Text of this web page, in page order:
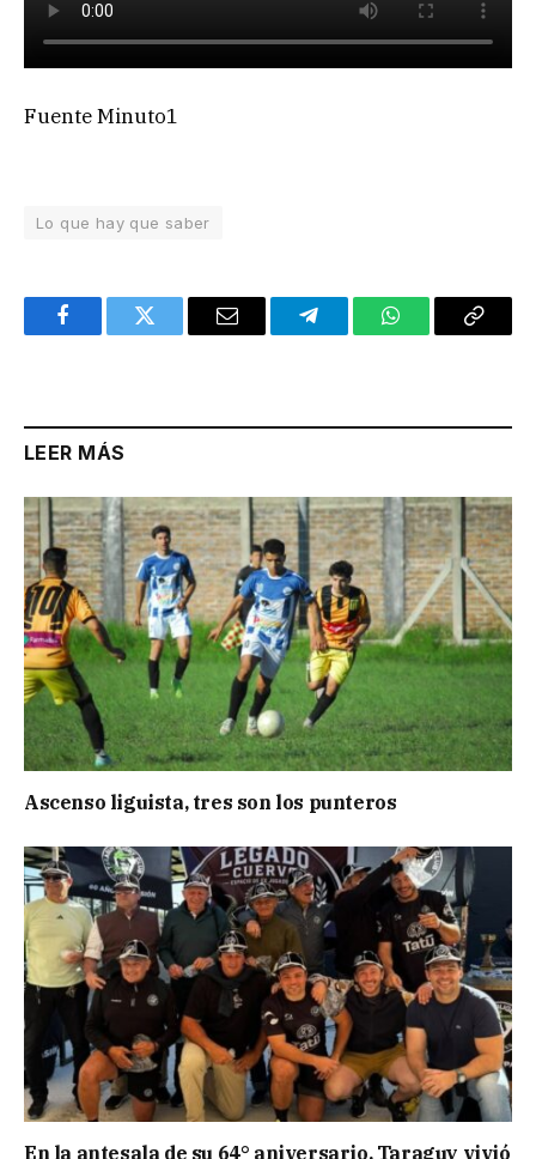
Fuente Minuto1
Lo que hay que saber
FacebookTwitter Email TelegramWhatsAppCopy
LEER MÁS
Ascenso liguista, tres son los punteros
En la antesala de su 64° aniversario, Taraguy vivió